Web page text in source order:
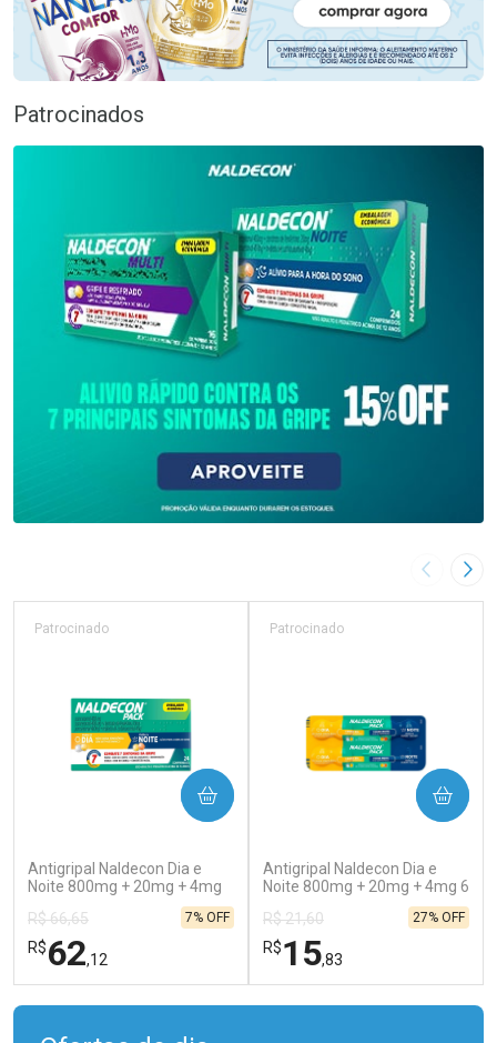
Patrocinados
Imagem
Antigripal Naldecon Dia e
Noite 800mg + 20mg + 4mg
Patrocinado
R$ 66,65
R$62,12
7% OFF
COMPRAR
Antigripal Naldecon Dia e
Noite 800mg + 20mg + 4mg 6
Patrocinado
R$ 21,60
R$15,83
27% OFF
COMPRAR